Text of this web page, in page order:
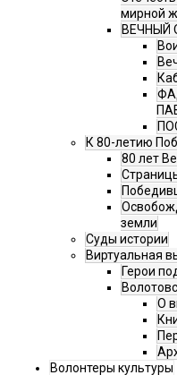
мирной
ВЕЧНЫЙ
К 80-летию
80 лет
земли
Суды истории
Виртуальная
Герои
О
Волонтеры культуры